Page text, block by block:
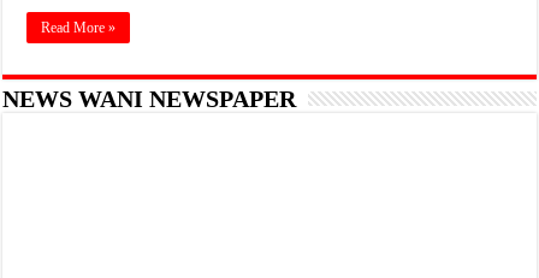
Read More »
NEWS WANI NEWSPAPER